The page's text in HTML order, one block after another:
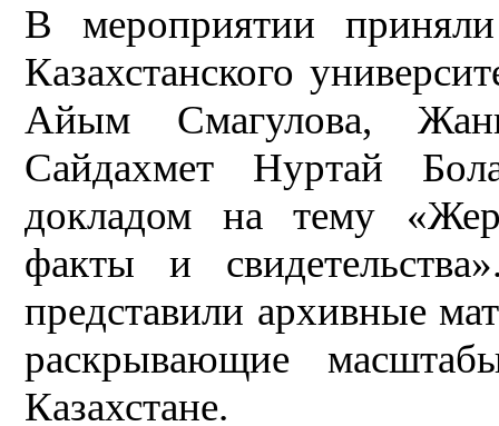
В мероприятии
Казахстанского
Айым Смагулова,
Сайдахмет Нуртай
докладом на тему
факты и
представили архивные
раскрывающие
Казахстане.